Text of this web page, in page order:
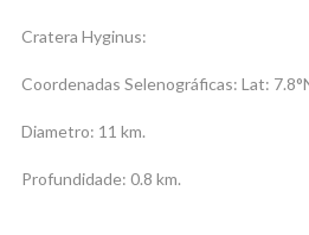
Cratera Hyginus:
Coordenadas Selenográficas: Lat:
Diametro: 11 km.
Profundidade: 0.8 km.